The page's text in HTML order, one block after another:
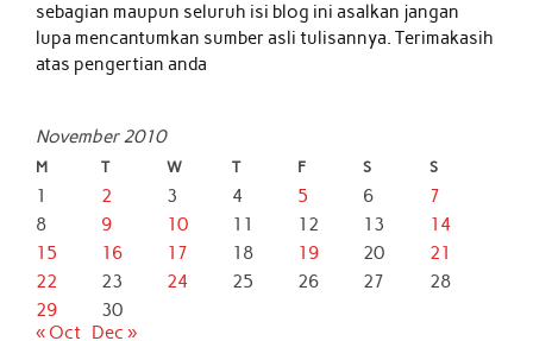
sebagian maupun seluruh isi blog ini asalkan jangan
lupa mencantumkan sumber asli tulisannya. Terimakasih
atas pengertian anda
November 2010
M T W T F S S
1 2 3 4 5 6
7
8
9 10 11 12 13
14
15
16 17 18 19 20
21
22
23 24 25 26 27
28
29
30
« Oct Dec »